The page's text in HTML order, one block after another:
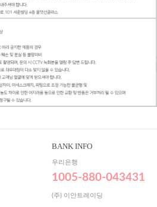
BANK INFO
우리은행
1005-880-043431
(주) 이안트레이딩